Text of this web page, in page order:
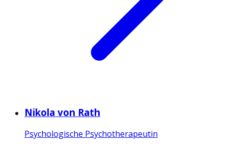
Nikola von Rath
Psychologische Psychotherapeutin